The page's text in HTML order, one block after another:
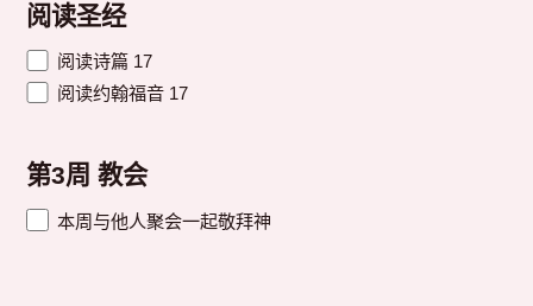
阅读圣经
阅读诗篇 17
阅读约翰福音 17
第3周 教会
本周与他人聚会一起敬拜神